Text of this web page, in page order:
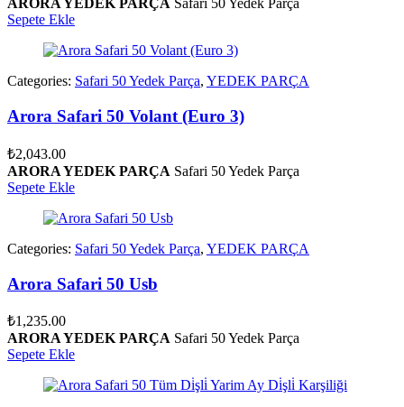
ARORA YEDEK PARÇA Safari 50 Yedek Parça
Sepete Ekle
Categories: Safari 50 Yedek Parça, YEDEK PARÇA
Arora Safari 50 Volant (Euro 3)
₺2,043.00
ARORA YEDEK PARÇA Safari 50 Yedek Parça
Sepete Ekle
Categories: Safari 50 Yedek Parça, YEDEK PARÇA
Arora Safari 50 Usb
₺1,235.00
ARORA YEDEK PARÇA Safari 50 Yedek Parça
Sepete Ekle